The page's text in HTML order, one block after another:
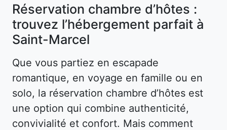
Réservation chambre d’hôtes :
trouvez l’hébergement parfait à
Saint-Marcel
Que vous partiez en escapade
romantique, en voyage en famille ou en
solo, la réservation chambre d’hôtes est
une option qui combine authenticité,
convivialité et confort. Mais comment